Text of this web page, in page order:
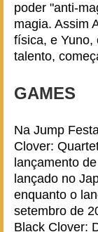
poder "anti-
magia. Assim
física, e Yuno,
talento,
GAMES
Na Jump
Clover:
lançamento
lançado no
enquanto o
setembro de
Black Clover: